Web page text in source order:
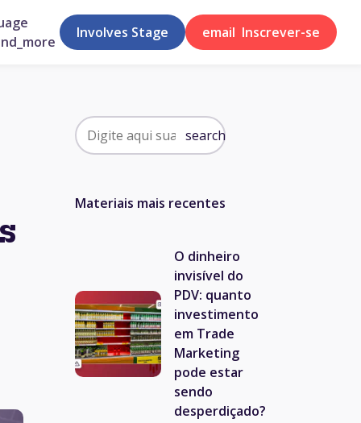
Involves Stage email Inscrever-se
search
Materiais mais recentes
O dinheiro
invisível do
PDV: quanto
investimento
em Trade
Marketing
pode estar
sendo
desperdiçado?